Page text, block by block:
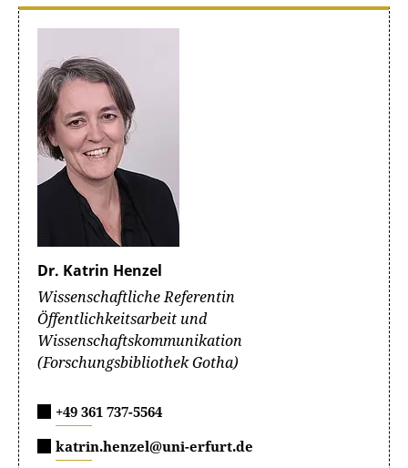
Dr. Katrin Henzel
Wissenschaftliche Referentin
Öffentlichkeitsarbeit und
Wissenschaftskommunikation
(Forschungsbibliothek Gotha)
+49 361 737-5564
katrin.henzel@uni-erfurt.de